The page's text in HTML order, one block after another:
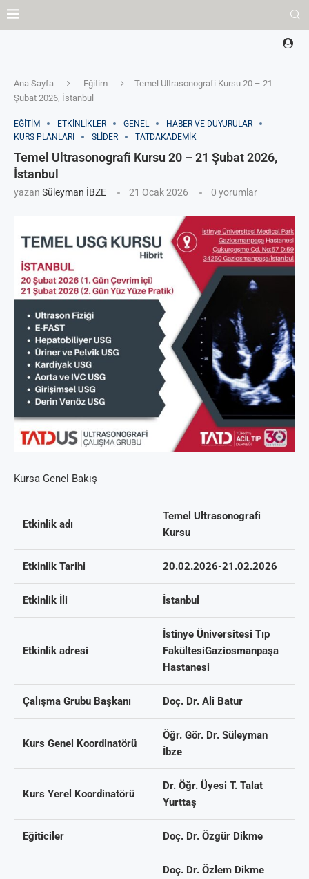
Ana Sayfa Eğitim
Temel Ultrasonografi Kursu 20 – 21
Şubat 2026, İstanbul
EĞITIM ETKINLIKLER GENEL
HABER VE DUYURULAR
KURS PLANLARI
SLIDER TATDAKADEMIK
Temel Ultrasonografi Kursu 20 – 21 Şubat 2026,
İstanbul
yazan Süleyman İBZE 21 Ocak 2026 0 yorumlar
Kursa Genel Bakış
Etkinlik adı
Temel Ultrasonografi
Kursu
Etkinlik Tarihi 20.02.2026-21.02.2026
Etkinlik İli İstanbul
Etkinlik adresi
İstinye Üniversitesi Tıp
FakültesiGaziosmanpaşa
Hastanesi
Çalışma Grubu Başkanı Doç. Dr. Ali Batur
Kurs Genel Koordinatörü
Öğr. Gör. Dr. Süleyman
İbze
Kurs Yerel Koordinatörü
Dr. Öğr. Üyesi T. Talat
Yurttaş
Eğiticiler Doç. Dr. Özgür Dikme
Doç. Dr. Özlem Dikme